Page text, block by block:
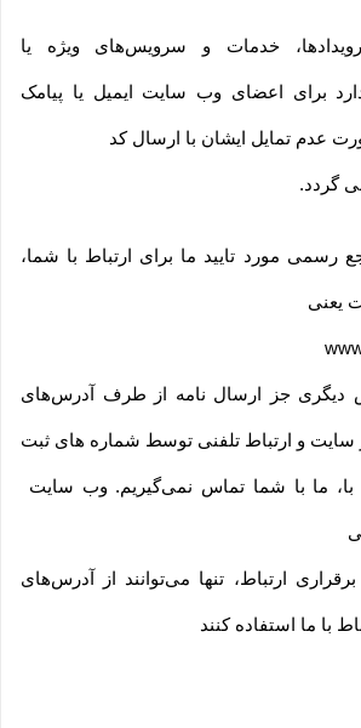
خدمات و سرویس‌های ویژه یا
برای اعضای وب سایت ایمیل یا پیامک
عدم تمایل ایشان با ارسال کد
گردد.
رسمی مورد تایید ما برای ارتباط با شما،
یعنی
دیگری جز ارسال نامه از طرف آدرس‏‌های
سایت و ارتباط تلفنی توسط شماره های ثبت
ما با شما تماس نمی‌‏گیریم. وب سایت
ارتباط، تنها می‏‌توانند از آدرس‌‏های
با ما استفاده کنند